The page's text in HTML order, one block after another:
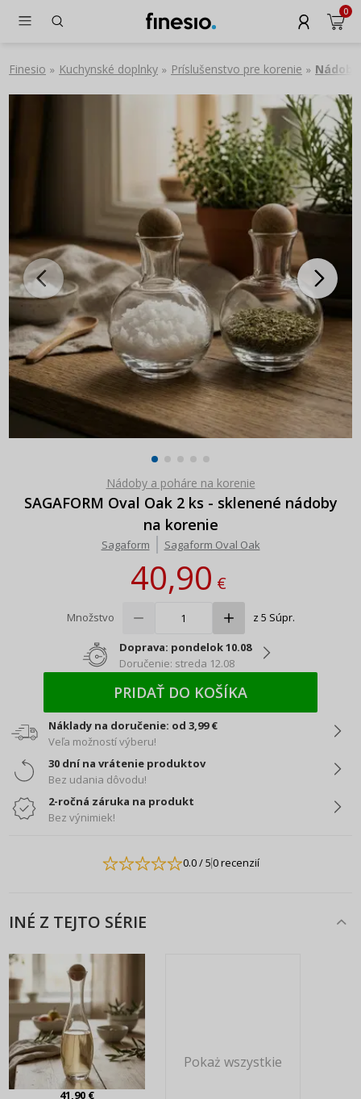
0
Finesio » Kuchynské doplnky » Príslušenstvo pre korenie »
Nádoby a poháre na korenie
SAGAFORM Oval Oak 2 ks - sklenené nádoby
na korenie
Sagaform Sagaform Oval Oak
40,90€
Množstvo z 5 Súpr.
Doprava: pondelok 10.08
Doručenie: streda 12.08
PRIDAŤ DO KOŠÍKA
Náklady na doručenie: od 3,99 €
Veľa možností výberu!
30 dní na vrátenie produktov
Bez udania dôvodu!
2-ročná záruka na produkt
Bez výnimiek!
0.0/ 50 recenzií
INÉ Z TEJTO SÉRIE
41,90 €
Pokaż wszystkie